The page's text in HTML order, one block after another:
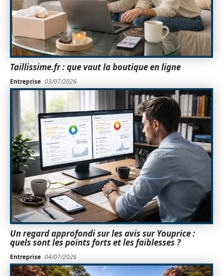
Taillissime.fr : que vaut la boutique en ligne
Entreprise 03/07/2026
Un regard approfondi sur les avis sur Youprice :
quels sont les points forts et les faiblesses ?
Entreprise 04/07/2026